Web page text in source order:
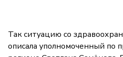
Так ситуацию со
описала уполномоченный по